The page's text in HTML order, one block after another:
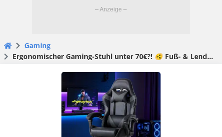
Gaming
Ergonomischer Gaming-Stuhl unter 70€?! 🫨 Fuß- & Lendenwirbelstütze, 135° Rückenlehne, dicke Polsterung & 44€ Ersparnis! 🎮